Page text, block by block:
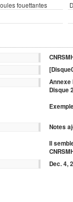
fouettantes
Annexe
Disque
Notes
Il
Dec. 4,